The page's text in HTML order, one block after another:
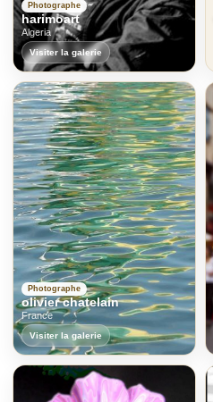
Photographe
harimoart
Algeria
Visiter la galerie
Photographe
olivier chatelain
France
Visiter la galerie